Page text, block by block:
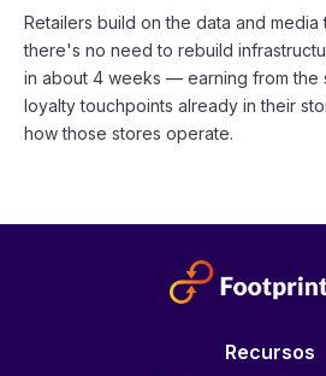
Retailers build on the data and
there's no need to rebuild
in about 4 weeks — earning from the
loyalty touchpoints already in their
how those stores operate.
Recursos